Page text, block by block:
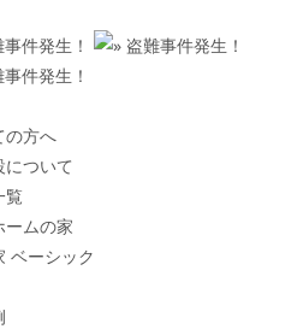
の方へ
ついて
覧
ームの家
ベーシック